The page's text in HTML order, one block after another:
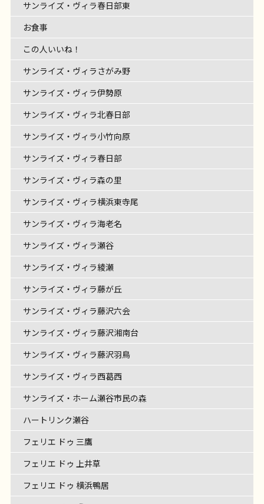
サンライズ・ヴィラ春日部東
お食事
この人いいね！
サンライズ・ヴィラさがみ野
サンライズ・ヴィラ伊勢原
サンライズ・ヴィラ北春日部
サンライズ・ヴィラ小竹向原
サンライズ・ヴィラ春日部
サンライズ・ヴィラ森の里
サンライズ・ヴィラ横浜東寺尾
サンライズ・ヴィラ海老名
サンライズ・ヴィラ瀬谷
サンライズ・ヴィラ綾瀬
サンライズ・ヴィラ藤が丘
サンライズ・ヴィラ藤沢六会
サンライズ・ヴィラ藤沢湘南台
サンライズ・ヴィラ藤沢羽鳥
サンライズ・ヴィラ西葛西
サンライズ・ホーム瀬谷市民の森
ハートリンク瀬谷
フェリエ ドゥ 三鷹
フェリエ ドゥ 上井草
フェリエ ドゥ 横浜鴨居